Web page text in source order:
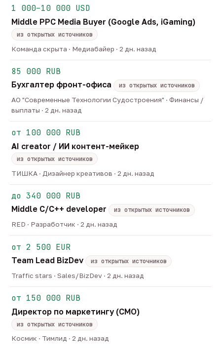
1 000–10 000 USD
Middle PPC Media Buyer (Google Ads, iGaming)
из открытых источников
Команда скрыта · Медиабайер · 2 дн. назад
85 000 RUB
Бухгалтер фронт-офиса
из открытых источников
АО "Современные Технологии Судостроения" · Финансы /
выплаты · 2 дн. назад
от 100 000 RUB
AI creator / ИИ контент-мейкер
из открытых источников
ТИШКА · Дизайнер креативов · 2 дн. назад
до 340 000 RUB
Middle C/C++ developer
из открытых источников
RED · Разработчик · 2 дн. назад
от 2 500 EUR
Team Lead BizDev
из открытых источников
Traffic stars · Sales/BizDev · 2 дн. назад
от 150 000 RUB
Директор по маркетингу (CMO)
из открытых источников
Космик · Тимлид · 2 дн. назад